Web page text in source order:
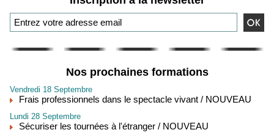
Nos prochaines formations
Vendredi 18 Septembre
Frais professionnels dans le spectacle vivant / NOUVEAU
Lundi 28 Septembre
Sécuriser les tournées à l'étranger / NOUVEAU